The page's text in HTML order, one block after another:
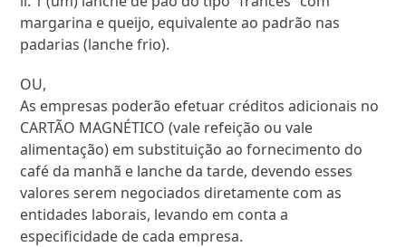
margarina e queijo, equivalente ao padrão nas
padarias (lanche frio).
OU,
As empresas poderão efetuar créditos adicionais no
CARTÃO MAGNÉTICO (vale refeição ou vale
alimentação) em substituição ao fornecimento do
café da manhã e lanche da tarde, devendo esses
valores serem negociados diretamente com as
entidades laborais, levando em conta a
especificidade de cada empresa.